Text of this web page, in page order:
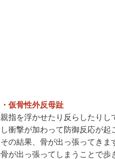
・仮骨性外反母趾
親指を浮かせたり反らしたりし
し衝撃が加わって防御反応が起
その結果、骨が出っ張ってきま
骨が出っ張ってしまうことで歩